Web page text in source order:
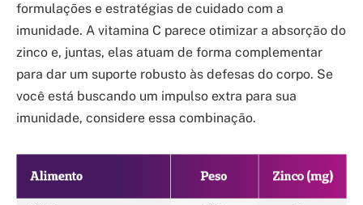
formulações e estratégias de cuidado com a
imunidade. A vitamina C parece otimizar a absorção do
zinco e, juntas, elas atuam de forma complementar
para dar um suporte robusto às defesas do corpo. Se
você está buscando um impulso extra para sua
imunidade, considere essa combinação.